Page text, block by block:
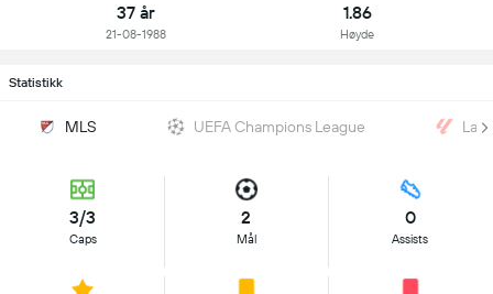
37 år
21-08-1988
1.86
Høyde
Statistikk
MLS UEFA Champions League
3/3
Caps
2
Mål
0
Assists